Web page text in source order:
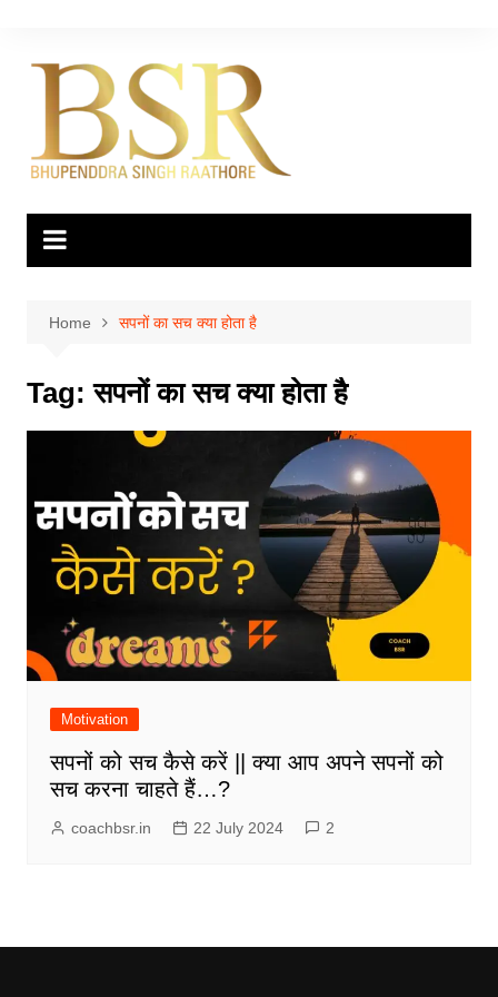
content
Home सपनों का सच क्या होता है
Tag:सपनों का सच क्या होता है
Motivation
सपनों को सच कैसे करें || क्या आप अपने सपनों को
सच करना चाहते हैं…?
coachbsr.in 22 July 2024 2